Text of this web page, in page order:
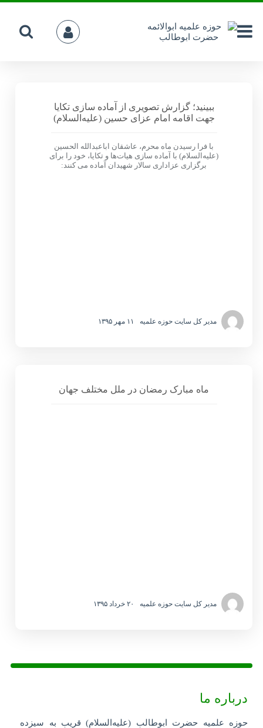
ببینید؛ گزارش تصویری از آماده سازی تکایا
جهت اقامه امام عزای حسین (علیه‌السلام)
با فرا رسیدن ماه محرم، عاشقان اباعبدالله الحسین
(علیه‌السلام) با آماده سازی هیات‌ها و تکایا، خود را برای
برگزاری عزاداری سالار شهیدان آماده می کنند:
مدیر کل سایت حوزه علمیه ۱۱ مهر ۱۳۹۵
ماه مبارک رمضان در ملل مختلف جهان
مدیر کل سایت حوزه علمیه ۲۰ خرداد ۱۳۹۵
درباره ما
حوزه علمیه حضرت ابوطالب (علیه‌السلام) قریب به سیزده